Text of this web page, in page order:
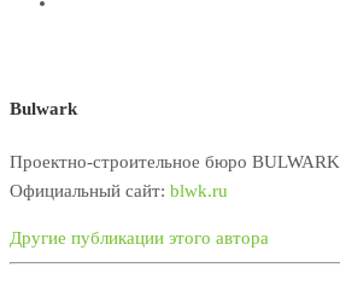
Bulwark
Проектно-строительное бюро BULWARK
Официальный сайт: blwk.ru
Другие публикации этого автора